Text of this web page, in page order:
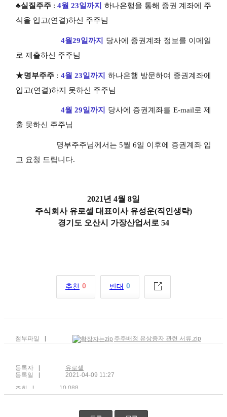
♣실질주주 :4월 23일까지 하나은행을 통해 증권 계좌에 주
식을 입고(연결)하신 주주님
4월29일까지
당사에 증권계좌 정보를 이메일
로 제출하신 주주님
★명부주주: 4월 23일까지
하나은행 방문하여 증권계좌에
입고(연결)하지 못하신 주주님
4월 29일까지
당사에 증권계좌를 E-mail로 제
출 못하신 주주님
명부주주님께서는 5월 6일 이후에 증권계좌 입
고 요청 드립니다.
2021년 4월 8일
주식회사 유로셀 대표이사 유성운(직인생략)
경기도 오산시 가장산업서로 54
추천 0 반대 0
첨부파일 주주배정 유상증자 관련 서류.zip
등록자
유로셀
등록일
2021-04-09 11:27
조회
10,088